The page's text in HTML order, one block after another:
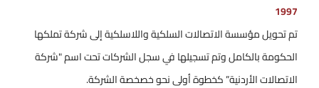
1997
تم تحويل مؤسسة الاتصالات السلكية واللاسلكية إلى شركة تملكها
الحكومة بالكامل وتم تسجيلها في سجل الشركات تحت اسم "شركة
الاتصالات الأردنية” كخطوة أولى نحو خصخصة الشركة.